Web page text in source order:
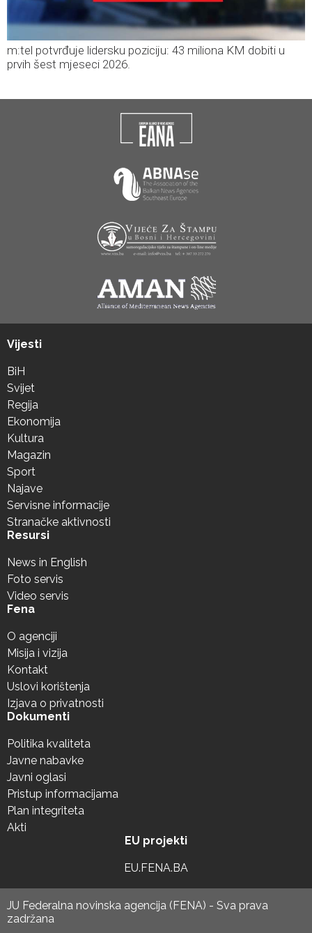
m:tel potvrđuje lidersku poziciju: 43 miliona KM dobiti u
prvih šest mjeseci 2026.
Vijesti
BiH
Svijet
Regija
Ekonomija
Kultura
Magazin
Sport
Najave
Servisne informacije
Stranačke aktivnosti
Resursi
News in English
Foto servis
Video servis
Fena
O agenciji
Misija i vizija
Kontakt
Uslovi korištenja
Izjava o privatnosti
Dokumenti
Politika kvaliteta
Javne nabavke
Javni oglasi
Pristup informacijama
Plan integriteta
Akti
EU projekti
EU.FENA.BA
JU Federalna novinska agencija (FENA) - Sva prava
zadržana